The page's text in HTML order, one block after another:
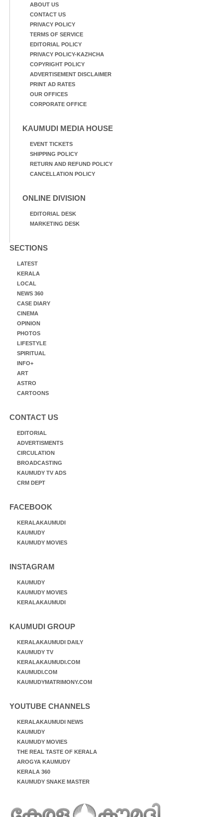
ABOUT US
CONTACT US
PRIVACY POLICY
TERMS OF SERVICE
EDITORIAL POLICY
PRIVACY POLICY-KAZHCHA
COPYRIGHT POLICY
ADVERTISEMENT DISCLAIMER
PRINT AD RATES
OUR OFFICES
CORPORATE OFFICE
KAUMUDI MEDIA HOUSE
EVENT TICKETS
SHIPPING POLICY
RETURN AND REFUND POLICY
CANCELLATION POLICY
ONLINE DIVISION
EDITORIAL DESK
MARKETING DESK
SECTIONS
LATEST
KERALA
LOCAL
NEWS 360
CASE DIARY
CINEMA
OPINION
PHOTOS
LIFESTYLE
SPIRITUAL
INFO+
ART
ASTRO
CARTOONS
CONTACT US
EDITORIAL
ADVERTISMENTS
CIRCULATION
BROADCASTING
KAUMUDY TV ADS
CRM DEPT
FACEBOOK
KERALAKAUMUDI
KAUMUDY
KAUMUDY MOVIES
INSTAGRAM
KAUMUDY
KAUMUDY MOVIES
KERALAKAUMUDI
KAUMUDI GROUP
KERALAKAUMUDI DAILY
KAUMUDY TV
KERALAKAUMUDI.COM
KAUMUDI.COM
KAUMUDYMATRIMONY.COM
YOUTUBE CHANNELS
KERALAKAUMUDI NEWS
KAUMUDY
KAUMUDY MOVIES
THE REAL TASTE OF KERALA
AROGYA KAUMUDY
KERALA 360
KAUMUDY SNAKE MASTER